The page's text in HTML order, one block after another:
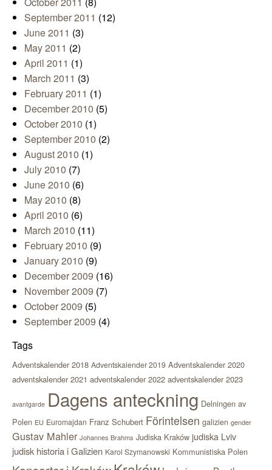
September 2011 (12)
June 2011 (3)
May 2011 (2)
April 2011 (1)
March 2011 (3)
February 2011 (1)
December 2010 (5)
October 2010 (1)
September 2010 (2)
August 2010 (1)
July 2010 (7)
June 2010 (6)
May 2010 (8)
April 2010 (6)
March 2010 (11)
February 2010 (9)
January 2010 (9)
December 2009 (16)
November 2009 (7)
October 2009 (5)
September 2009 (4)
Tags
Adventskalender 2018 Adventskalender 2019 Adventskalender 2020
adventskalender 2021 adventskalender 2022 adventskalender 2023
avantgarde Dagens anteckning Delningen av
Polen EU Euromajdan Franz Schubert Förintelsen galizien gender
Gustav Mahler Johannes Brahms Judiska Kraków judiska Lviv
judisk historia i Galizien Karol Szymanowski Kommunistiska Polen